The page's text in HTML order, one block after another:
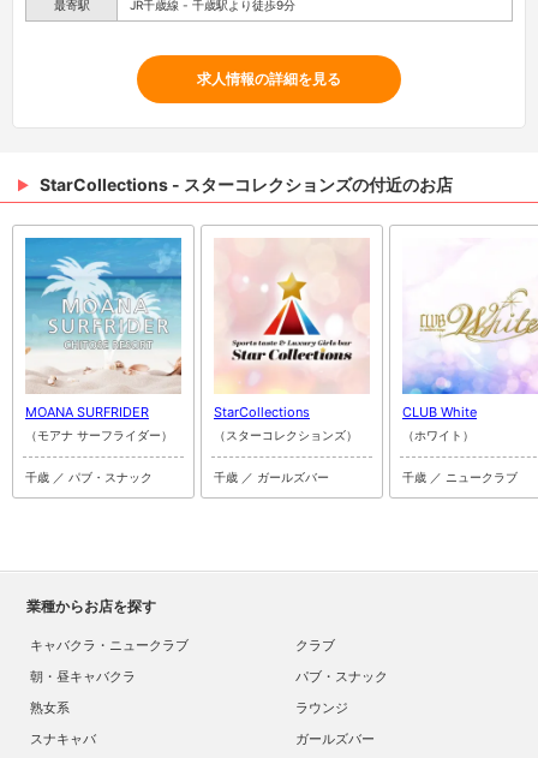
最寄駅 JR千歳線 - 千歳駅より徒歩9分
求人情報の詳細を見る
StarCollections - スターコレクションズの付近のお店
MOANA SURFRIDER
（モアナ サーフライダー）
千歳 ／ パブ・スナック
StarCollections
（スターコレクションズ）
千歳 ／ ガールズバー
CLUB White
（ホワイト）
千歳 ／ ニュークラブ
業種からお店を探す
キャバクラ・ニュークラブ
クラブ
朝・昼キャバクラ
パブ・スナック
熟女系
ラウンジ
スナキャバ
ガールズバー